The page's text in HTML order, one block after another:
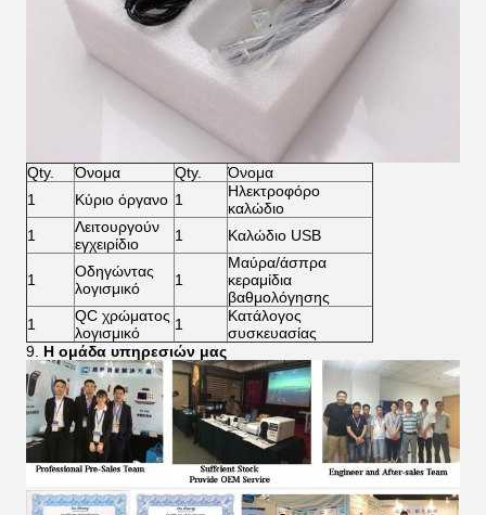
Qty. Όνομα Qty.
Όνομα
1
Κύριο όργανο 1
Ηλεκτροφόρο
καλώδιο
1
Λειτουργούν
εγχειρίδιο
1 Καλώδιο USB
1
Οδηγώντας
λογισμικό
1
Μαύρα/άσπρα
κεραμίδια
βαθμολόγησης
1
QC χρώματος
λογισμικό
1
Κατάλογος
συσκευασίας
9. Η ομάδα υπηρεσιών μας